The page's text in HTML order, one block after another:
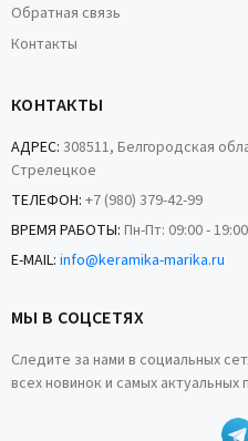
Обратная связь
Контакты
КОНТАКТЫ
АДРЕС: 308511, Белгородская
Стрелецкое
ТЕЛЕФОН: +7 (980) 379-42-99
ВРЕМЯ РАБОТЫ: Пн-Пт: 09:00 -
E-MAIL: info@keramika-marika.ru
МЫ В СОЦСЕТЯХ
Следите за нами в социальных
всех новинок и самых